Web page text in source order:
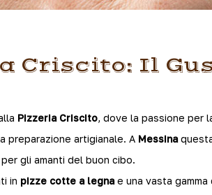
Criscito: Il
Pizzeria Criscito, dove la passione per
preparazione artigianale. A Messina
gli amanti del buon cibo.
in pizze cotte a legnae una vasta